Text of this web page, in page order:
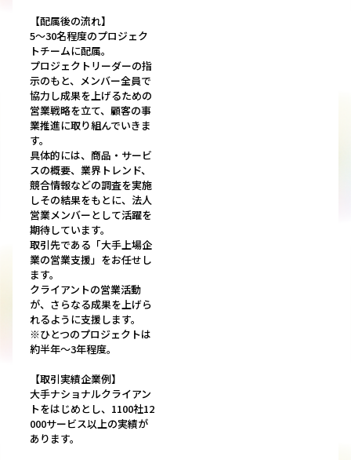
【配属後の流れ】
5～30名程度のプロジェク
トチームに配属。
プロジェクトリーダーの指
示のもと、メンバー全員で
協力し成果を上げるための
営業戦略を立て、顧客の事
業推進に取り組んでいきま
す。
具体的には、商品・サービ
スの概要、業界トレンド、
競合情報などの調査を実施
しその結果をもとに、法人
営業メンバーとして活躍を
期待しています。
取引先である「大手上場企
業の営業支援」をお任せし
ます。
クライアントの営業活動
が、さらなる成果を上げら
れるように支援します。
※ひとつのプロジェクトは
約半年～3年程度。
【取引実績企業例】
大手ナショナルクライアン
トをはじめとし、1100社12
000サービス以上の実績が
あります。